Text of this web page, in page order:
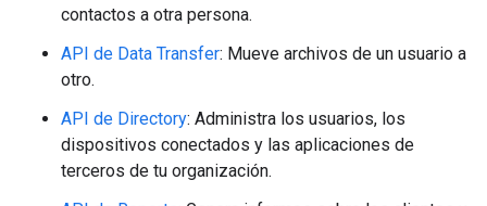
contactos a otra persona.
API de Data Transfer: Mueve archivos de un usuario a
otro.
API de Directory: Administra los usuarios, los
dispositivos conectados y las aplicaciones de
terceros de tu organización.